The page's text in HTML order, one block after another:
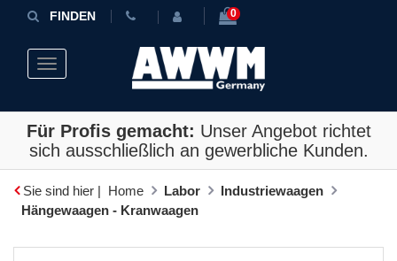
FINDEN 0
Toggle navigation
Für Profis gemacht: Unser Angebot richtet
sich ausschließlich an gewerbliche Kunden.
Sie sind hier | Home Labor
Industriewaagen
Hängewaagen - Kranwaagen